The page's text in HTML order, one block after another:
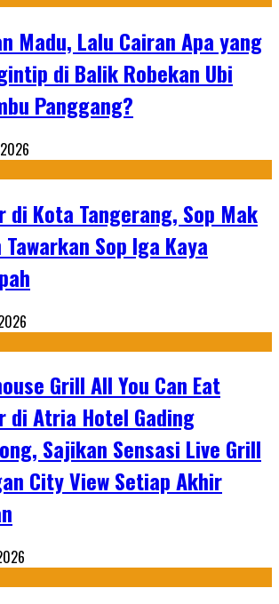
Madu, Lalu Cairan Apa yang
di Balik Robekan Ubi
Panggang?
di Kota Tangerang, Sop Mak
Tawarkan Sop Iga Kaya
Grill All You Can Eat
di Atria Hotel Gading
Sajikan Sensasi Live Grill
City View Setiap Akhir